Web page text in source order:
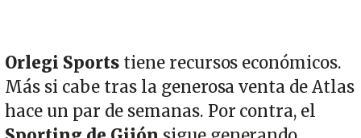
Orlegi Sportstiene recursos económicos.
Más si cabe tras la generosa venta de Atlas
hace un par de semanas. Por contra, el